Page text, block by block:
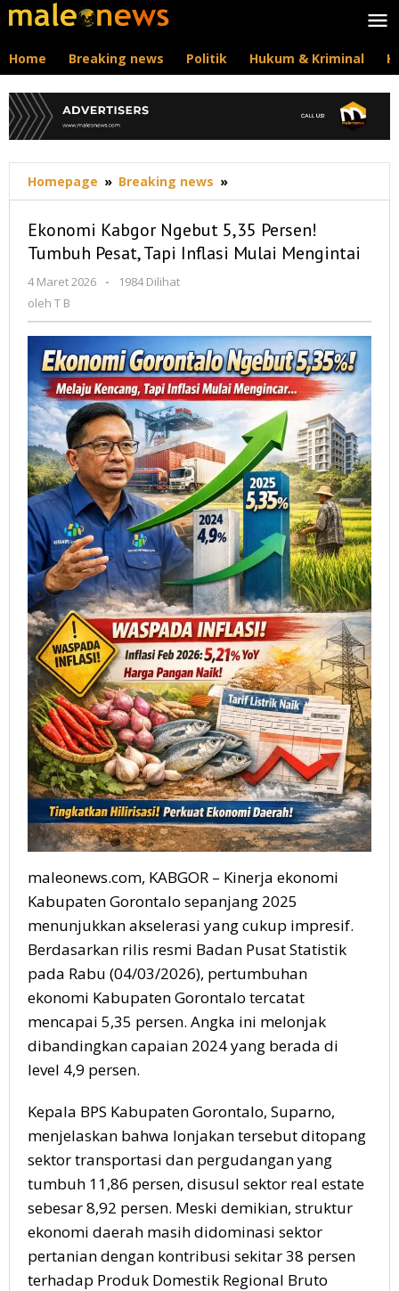
Lewati
ke
Home Breaking news Politik Hukum & Kriminal
Homepage » Breaking news »
Kabgor
5,35
Persen!
Mulai
Mengintai
Ekonomi Kabgor Ngebut 5,35 Persen!
Tumbuh Pesat, Tapi Inflasi Mulai Mengintai
4 Maret 2026
oleh
-
1984 Dilihat
oleh T B
maleonews.com, KABGOR – Kinerja ekonomi
Kabupaten Gorontalo sepanjang 2025
menunjukkan akselerasi yang cukup impresif.
Berdasarkan rilis resmi Badan Pusat Statistik
pada Rabu (04/03/2026), pertumbuhan
ekonomi Kabupaten Gorontalo tercatat
mencapai 5,35 persen. Angka ini melonjak
dibandingkan capaian 2024 yang berada di
level 4,9 persen.
Kepala BPS Kabupaten Gorontalo, Suparno,
menjelaskan bahwa lonjakan tersebut ditopang
sektor transportasi dan pergudangan yang
tumbuh 11,86 persen, disusul sektor real estate
sebesar 8,92 persen. Meski demikian, struktur
ekonomi daerah masih didominasi sektor
pertanian dengan kontribusi sekitar 38 persen
terhadap Produk Domestik Regional Bruto